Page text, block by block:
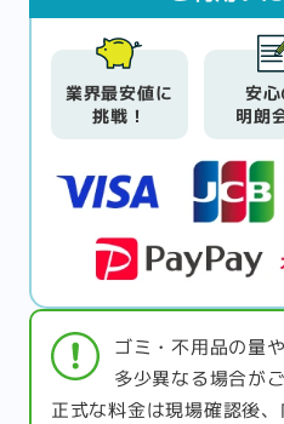
業界最安値に
挑戦！
安心
明朗
ゴミ・不用品の量
多少異なる場合が
正式な料金は現場確認後